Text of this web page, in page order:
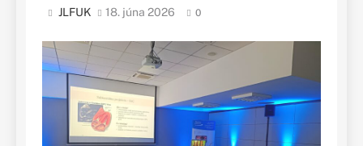
JLFUK 18. júna 2026 0